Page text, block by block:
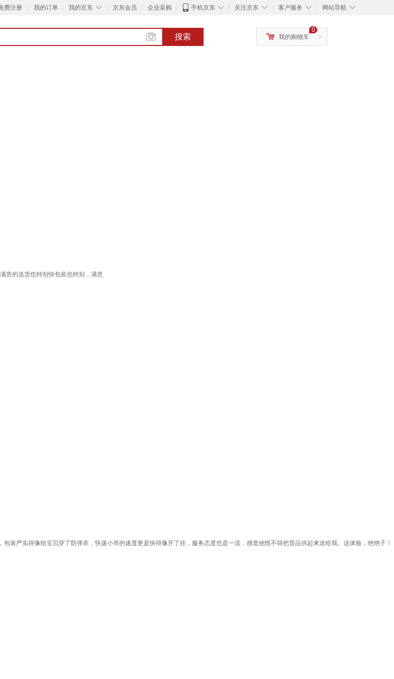
费注册 我的订单 ◇
我的京东 京东会员 企业采购 ◇
手机京东 ◇
关注京东 ◇
客户服务 ◇
网站导航
搜索 >
0
我的购物车
意的送货也特别快包装也特别，满意
装严实得像给宝贝穿了防弹衣，快递小哥的速度更是快得像开了挂，服务态度也是一流，感觉他恨不得把货品供起来送给我。这体验，绝绝子！